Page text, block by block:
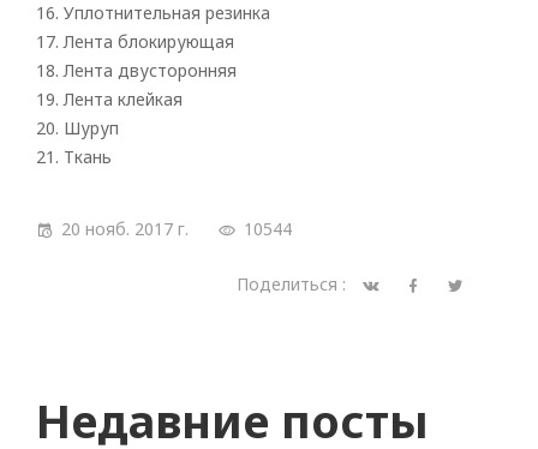
16. Уплотнительная резинка
17. Лента блокирующая
18. Лента двусторонняя
19. Лента клейкая
20. Шуруп
21. Ткань
20 нояб. 2017 г. 10544
Поделиться :
Недавние посты